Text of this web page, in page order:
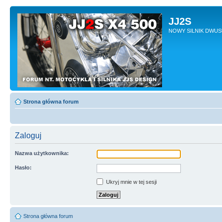
JJ2S
NOWY SILNIK
Strona główna forum
Zaloguj
Nazwa użytkownika:
Hasło:
Ukryj mnie w tej sesji
Strona główna forum